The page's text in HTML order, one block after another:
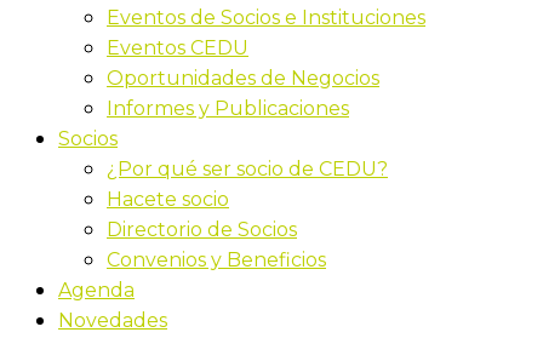
Eventos de Socios e Instituciones
Eventos CEDU
Oportunidades de Negocios
Informes y Publicaciones
Socios
¿Por qué ser socio de CEDU?
Hacete socio
Directorio de Socios
Convenios y Beneficios
Agenda
Novedades